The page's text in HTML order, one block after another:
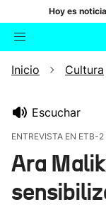
Hoy es noticia
Buscador
Inicio Cultura
Escuchar
ENTREVISTA EN ETB-2
Ara